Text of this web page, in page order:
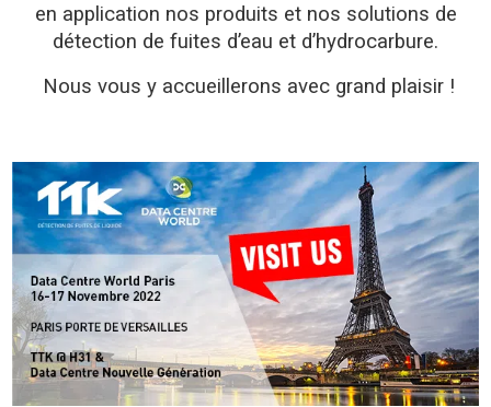
en application nos produits et nos solutions de
détection de fuites d’eau et d’hydrocarbure.
Nous vous y accueillerons avec grand plaisir !